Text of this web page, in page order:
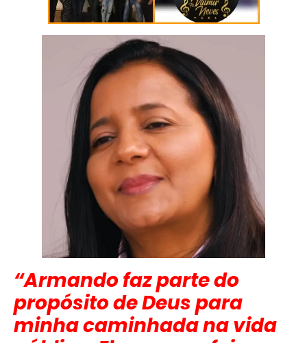
“Armando faz parte do
propósito de Deus para
minha caminhada na vida